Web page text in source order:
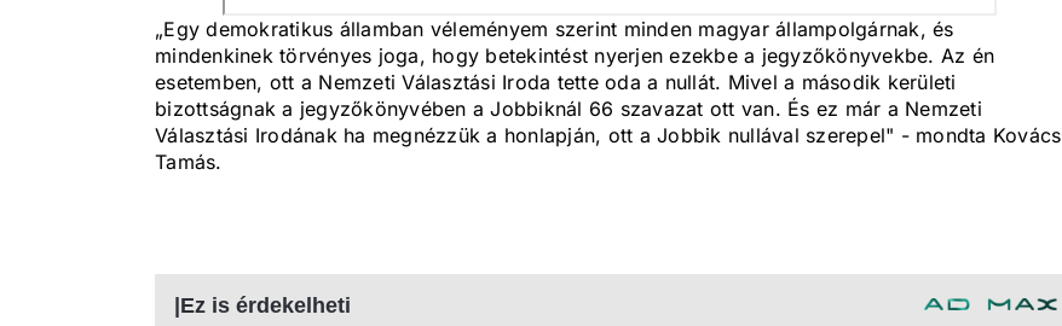
„Egy demokratikus államban véleményem szerint minden magyar állampolgárnak, és
mindenkinek törvényes joga, hogy betekintést nyerjen ezekbe a jegyzőkönyvekbe. Az én
esetemben, ott a Nemzeti Választási Iroda tette oda a nullát. Mivel a második kerületi
bizottságnak a jegyzőkönyvében a Jobbiknál 66 szavazat ott van. És ez már a Nemzeti
Választási Irodának ha megnézzük a honlapján, ott a Jobbik nullával szerepel" - mondta Kovács
Tamás.